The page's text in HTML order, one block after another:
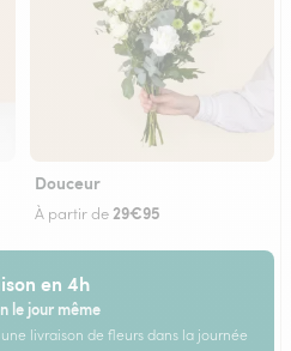
Douceur
À partir de29€95
en 4h
le jour même
livraison de fleurs dans la journée